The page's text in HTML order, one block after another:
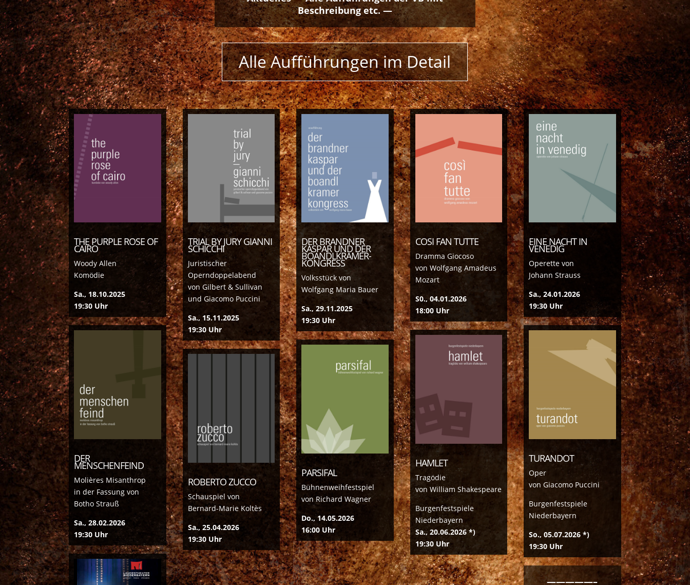
Beschreibung etc. —
Alle Aufführungen im Detail
THE PURPLE ROSE OF
CAIRO
Woody Allen
Komödie
Sa., 18.10.2025
19:30 Uhr
DER
MENSCHENFEIND
Molières Misanthrop
in der Fassung von
Botho Strauß
Sa., 28.02.2026
19:30 Uhr
TRIAL BY JURY GIANNI
SCHICCHI
Juristischer
Operndoppelabend
von Gilbert & Sullivan
und Giacomo Puccini
Sa., 15.11.2025
19:30 Uhr
ROBERTO ZUCCO
Schauspiel von
Bernard-Marie Koltès
Sa., 25.04.2026
19:30 Uhr
DER BRANDNER
KASPAR UND DER
BOANDLKRAMER-
KONGRESS
Volksstück von
Wolfgang Maria Bauer
Sa., 29.11.2025
19:30 Uhr
PARSIFAL
Bühnenweihfestspiel
von Richard Wagner
Do., 14.05.2026
16:00 Uhr
COSI FAN TUTTE
Dramma Giocoso
von Wolfgang Amadeus
Mozart
S0., 04.01.2026
18:00 Uhr
HAMLET
Tragödie
von William Shakespeare
Burgenfestspiele
Niederbayern
Sa., 20.06.2026 *)
19:30 Uhr
EINE NACHT IN
VENEDIG
Operette von
Johann Strauss
Sa., 24.01.2026
19:30 Uhr
TURANDOT
Oper
von Giacomo Puccini
Burgenfestspiele
Niederbayern
So., 05.07.2026 *)
19:30 Uhr
—————–